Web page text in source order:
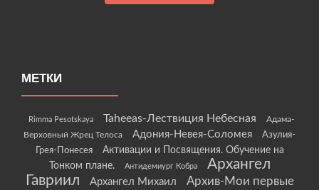
МЕТКИ
Rimma Pesotskaya Taheeas-Лествиция Небесная
Адама-
Верховный Жрец Телоса
Адония-Невея-Соломея
Азулия-
Грея-Понесея
Активации и Посвящения. Обучение на
Тонком плане.
Антидемиург Кобра
Архангел
Гавриил
Архангел Михаил
Архив-Мои первые